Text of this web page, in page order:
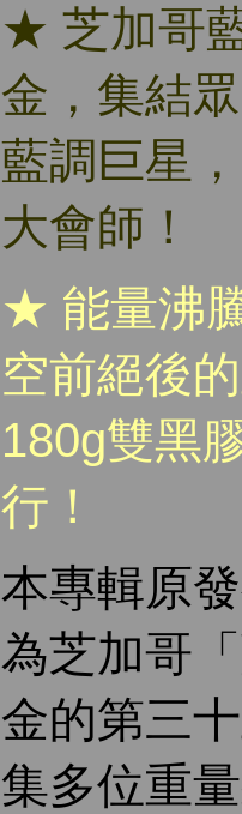
★ 芝加哥
金，集結
藍調巨星
大會師！
★ 能量沸
空前絕後
180g雙黑
行！
本專輯原
為芝加哥
金的第三
集多位重